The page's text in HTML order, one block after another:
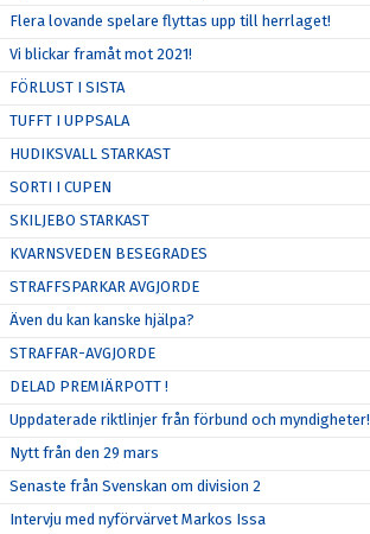
Flera lovande spelare flyttas upp till herrlaget!
Vi blickar framåt mot 2021!
FÖRLUST I SISTA
TUFFT I UPPSALA
HUDIKSVALL STARKAST
SORTI I CUPEN
SKILJEBO STARKAST
KVARNSVEDEN BESEGRADES
STRAFFSPARKAR AVGJORDE
Även du kan kanske hjälpa?
STRAFFAR-AVGJORDE
DELAD PREMIÄRPOTT !
Uppdaterade riktlinjer från förbund och myndigheter!
Nytt från den 29 mars
Senaste från Svenskan om division 2
Intervju med nyförvärvet Markos Issa